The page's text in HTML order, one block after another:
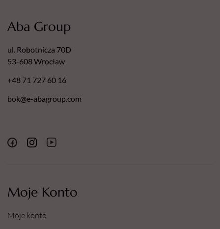
Moje Konto
Moje konto
Aba Group
ul. Robotnicza 70D
53-608 Wrocław
+48 71 727 60 16
bok@e-abagroup.com